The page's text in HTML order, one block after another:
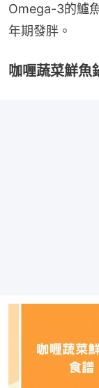
Omega-3的鱸
年期發胖。
咖喱蔬菜鮮魚